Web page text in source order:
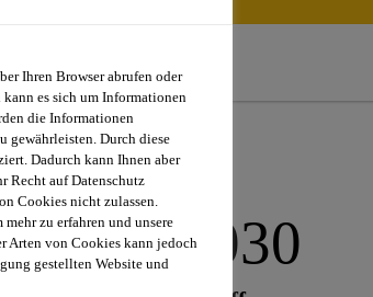
3030
Ihren Browser abrufen oder
es sich um Informationen
die Informationen
gewährleisten. Durch diese
Dadurch kann Ihnen aber
Recht auf Datenschutz
Cookies nicht zulassen.
zu erfahren und unsere
Arten von Cookies kann jedoch
gestellten Website und